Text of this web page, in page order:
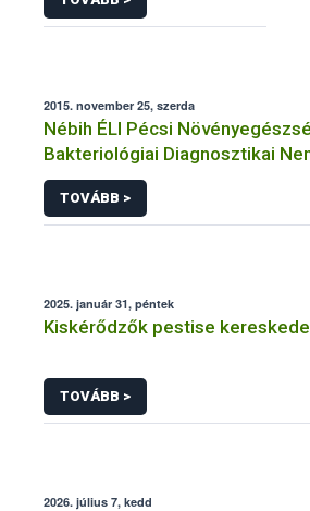
2015. november 25, szerda
Nébih ÉLI Pécsi
Bakteriológiai Diagnosztikai
Laboratórium
TOVÁBB >
2025. január 31, péntek
Kiskérődzők pestise
TOVÁBB >
2026. július 7, kedd